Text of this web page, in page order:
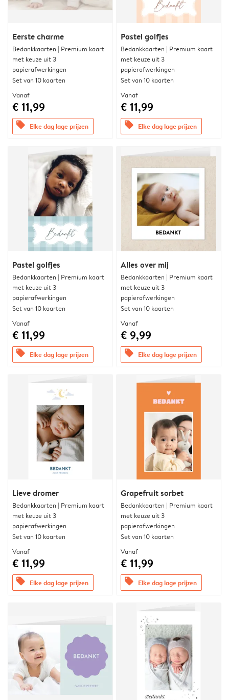
Eerste charme
Bedankkaarten | Premium kaart
met keuze uit 3
papierafwerkingen
Set van 10 kaarten
Vanaf
€ 11,99
offers Elke dag lage prijzen
Pastel golfjes
Bedankkaarten | Premium kaart
met keuze uit 3
papierafwerkingen
Set van 10 kaarten
Vanaf
€ 11,99
offers Elke dag lage prijzen
Pastel golfjes
Bedankkaarten | Premium kaart
met keuze uit 3
papierafwerkingen
Set van 10 kaarten
Vanaf
€ 11,99
offers Elke dag lage prijzen
Alles over mij
Bedankkaarten | Premium kaart
met keuze uit 3
papierafwerkingen
Set van 10 kaarten
Vanaf
€ 9,99
offers Elke dag lage prijzen
Lieve dromer
Bedankkaarten | Premium kaart
met keuze uit 3
papierafwerkingen
Set van 10 kaarten
Vanaf
€ 11,99
offers Elke dag lage prijzen
Grapefruit sorbet
Bedankkaarten | Premium kaart
met keuze uit 3
papierafwerkingen
Set van 10 kaarten
Vanaf
€ 11,99
offers Elke dag lage prijzen